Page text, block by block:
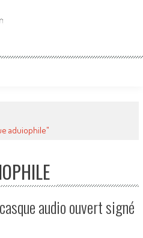
aduiophile"
audio ouvert signé